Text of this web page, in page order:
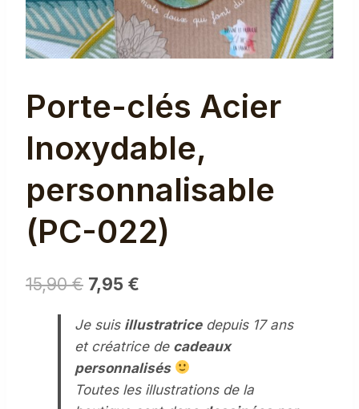
Porte-clés Acier
Inoxydable,
personnalisable
(PC-022)
15,90€ Le
initial
était :
15,90 €.
7,95 €
actuel
est :
7,95 €.
Je suis illustratricedepuis 17 ans
et créatrice de cadeaux
personnalisés
Toutes les illustrations de la